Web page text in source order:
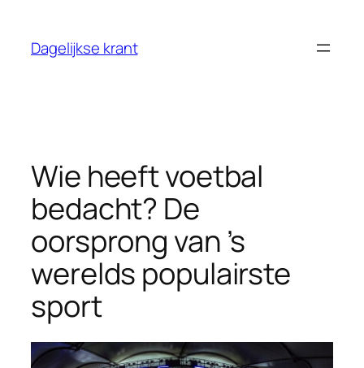
Dagelijkse krant
Wie heeft voetbal
bedacht? De
oorsprong van ’s
werelds populairste
sport